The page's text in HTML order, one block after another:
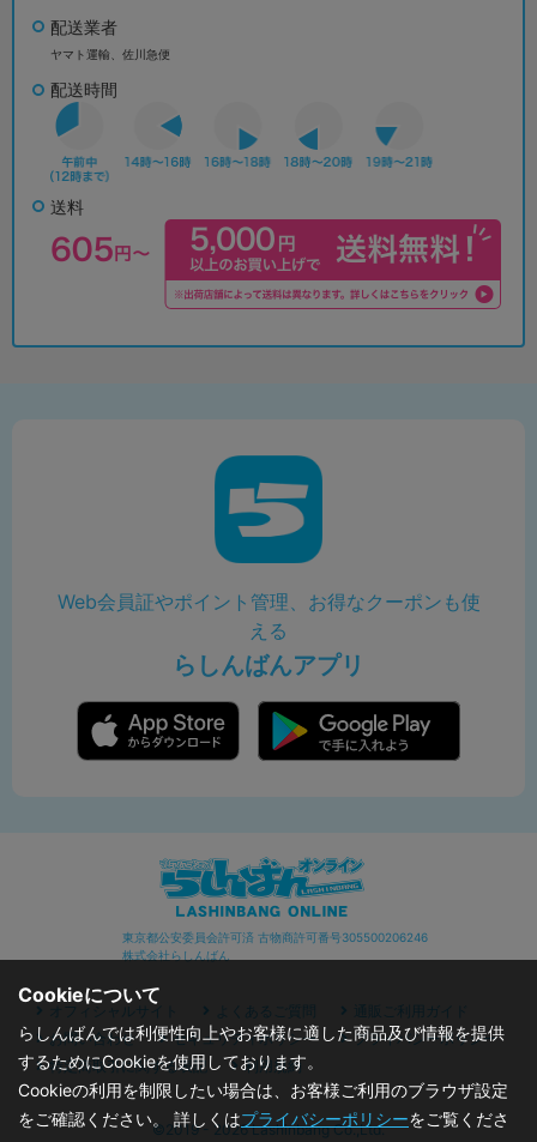
配送業者
ヤマト運輸、佐川急便
配送時間
送料
Web会員証やポイント管理、お得なクーポンも使
える
らしんばんアプリ
東京都公安委員会許可済 古物商許可番号305500206246
株式会社らしんばん
オフィシャルサイト よくあるご質問
通販ご利用ガイド
お問い合わせ
セキュリティポリシー
プライバシーポリシー
特定商取引に関する表記
利用規約
©2019 - 2026 Lashinbang Co.,Ltd.
Cookieについて
らしんばんでは利便性向上やお客様に適した商品及び情報を提供
するためにCookieを使用しております。
Cookieの利用を制限したい場合は、お客様ご利用のブラウザ設定
をご確認ください。 詳しくはプライバシーポリシーをご覧くださ